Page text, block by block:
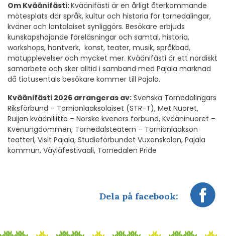
Om Kväänifästi:Kväänifästi är en årligt återkommande
mötesplats där språk, kultur och historia för tornedalingar,
kväner och lantalaiset synliggörs. Besökare erbjuds
kunskapshöjande föreläsningar och samtal, historia,
workshops, hantverk, konst, teater, musik, språkbad,
matupplevelser och mycket mer. Kväänifästi är ett nordiskt
samarbete och sker alltid i samband med Pajala marknad
då tiotusentals besökare kommer till Pajala.
Kväänifästi 2026 arrangeras av: Svenska Tornedalingars
Riksförbund – Tornionlaaksolaiset (STR-T), Met Nuoret,
Ruijan kvääniliitto – Norske kveners forbund, Kvääninuoret –
Kvenungdommen, Tornedalsteatern – Tornionlaakson
teatteri, Visit Pajala, Studieförbundet Vuxenskolan, Pajala
kommun, Väyläfestivaali, Tornedalen Pride
Dela på facebook: